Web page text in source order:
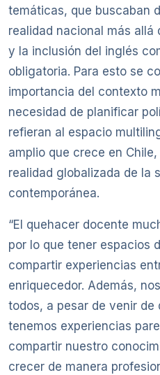
temáticas, que buscaban
realidad nacional más
y la inclusión del inglés
obligatoria. Para esto se
importancia del contexto
necesidad de planificar
refieran al espacio
amplio que crece en
realidad globalizada de la
contemporánea.
“El quehacer docente
por lo que tener espacios
compartir experiencias
enriquecedor. Además,
todos, a pesar de venir
tenemos experiencias
compartir nuestro
crecer de manera